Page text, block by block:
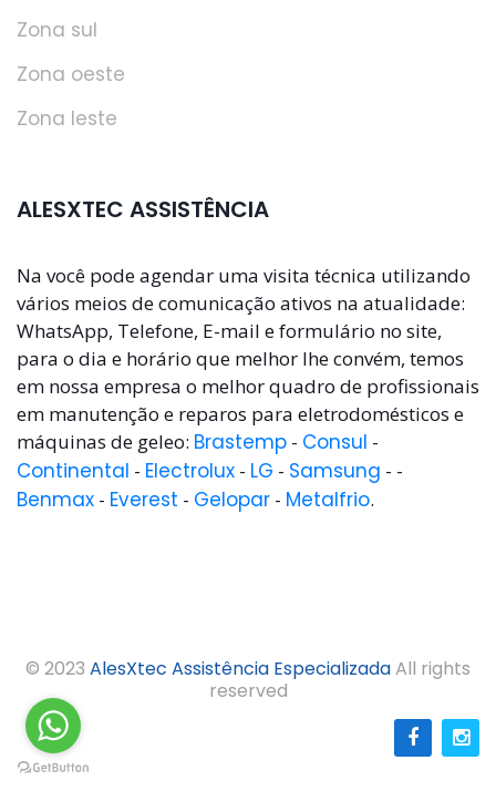
Zona sul
Zona oeste
Zona leste
ALESXTEC ASSISTÊNCIA
Na você pode agendar uma visita técnica utilizando
vários meios de comunicação ativos na atualidade:
WhatsApp, Telefone, E-mail e formulário no site,
para o dia e horário que melhor lhe convém, temos
em nossa empresa o melhor quadro de profissionais
em manutenção e reparos para eletrodomésticos e
máquinas de geleo: Brastemp - Consul -
Continental - Electrolux - LG - Samsung - -
Benmax - Everest - Gelopar - Metalfrio.
© 2023 AlesXtec Assistência EspecializadaAll rights
reserved